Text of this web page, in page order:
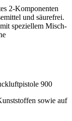
2-Komponenten
und säurefrei.
speziellem Misch-
900
sowie auf